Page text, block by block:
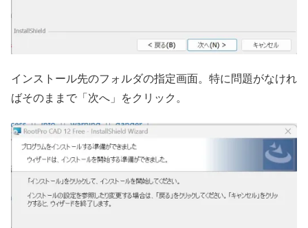
インストール先のフォルダの指定画面。特に問題がなけれ
ばそのままで「次へ」をクリック。